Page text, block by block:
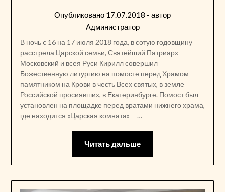
Опубликовано 17.07.2018 - автор
Администратор
В ночь c 16 на 17 июля 2018 года, в сотую годовщину
расстрела Царской семьи, Святейший Патриарх
Московский и всея Руси Кирилл совершил
Божественную литургию на помосте перед Храмом-
памятником на Крови в честь Всех святых, в земле
Российской просиявших, в Екатеринбурге. Помост был
установлен на площадке перед вратами нижнего храма,
где находится «Царская комната» —…
Читать дальше